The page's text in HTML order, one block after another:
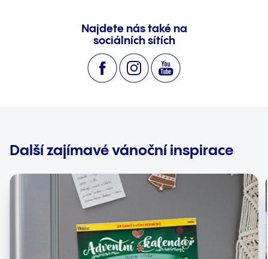
Najdete nás také na
sociálních sítích
Další zajímavé vánoční inspirace